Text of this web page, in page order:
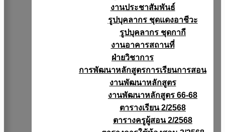
งานประชาสัมพันธ์
รูปบุคลากร ชุดแดงอาชีวะ
รูปบุคลากร ชุดกากี
งานอาคารสถานที่
ฝ่ายวิชาการ
การพัฒนาหลักสูตรการเรียนการสอน
งานพัฒนาหลักสูตร
งานพัฒนาหลักสูตร 66-68
ตารางเรียน 2/2568
ตารางครูผู้สอน 2/2568